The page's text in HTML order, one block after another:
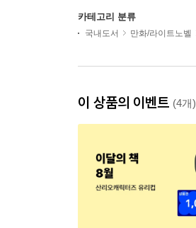
카테고리 분류
국내도서 만화/라이트노벨
이 상품의 이벤트 (4개)